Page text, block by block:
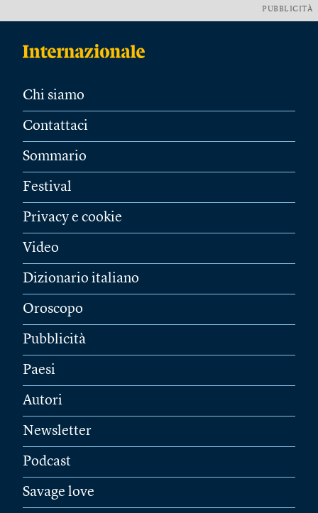
PUBBLICITÀ
Chi siamo
Contattaci
Sommario
Festival
Privacy e cookie
Video
Dizionario italiano
Oroscopo
Pubblicità
Paesi
Autori
Newsletter
Podcast
Savage love